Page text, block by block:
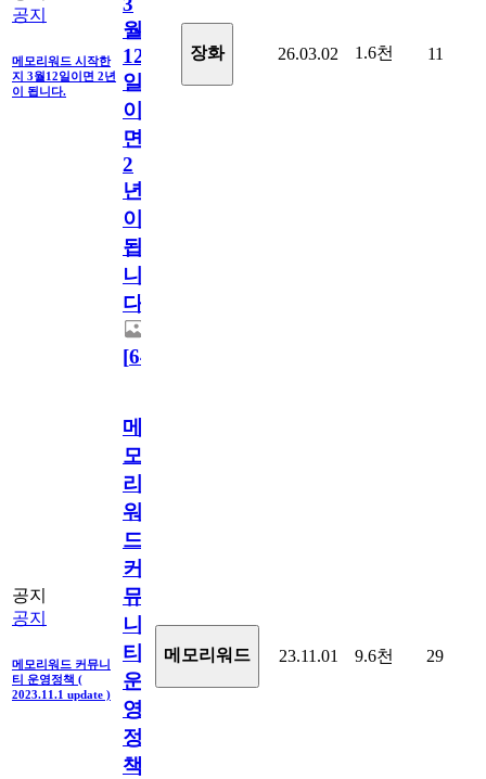
공지
메모리워드 시작한
지 3월12일이면 2년
이 됩니다.
월
12
일
이
면
2
년
이
됩
니
다.
[64
장화 26.03.02 1.6천 11
공지
공지
메모리워드 커뮤니
티 운영정책 (
2023.11.1 update )
메
모
리
워
드
커
뮤
니
티
운
영
정
책
메모리워드 23.11.01 9.6천 29